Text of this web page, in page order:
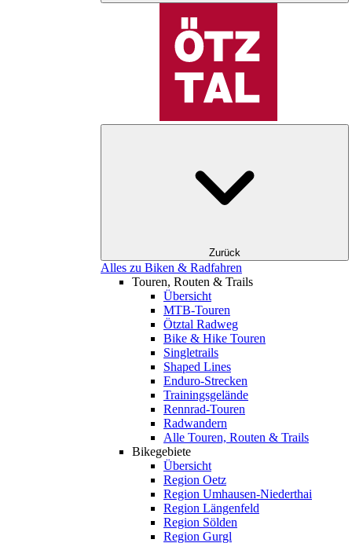
Zurück
Alles zu Biken & Radfahren
Touren, Routen & Trails
Übersicht
MTB-Touren
Ötztal Radweg
Bike & Hike Touren
Singletrails
Shaped Lines
Enduro-Strecken
Trainingsgelände
Rennrad-Touren
Radwandern
Alle Touren, Routen & Trails
Bikegebiete
Übersicht
Region Oetz
Region Umhausen-Niederthai
Region Längenfeld
Region Sölden
Region Gurgl